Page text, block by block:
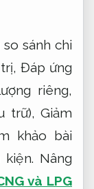
sánh chi
Đáp ứng
riêng,
trữ), Giảm
khảo bài
kiện. Nâng
và LPG